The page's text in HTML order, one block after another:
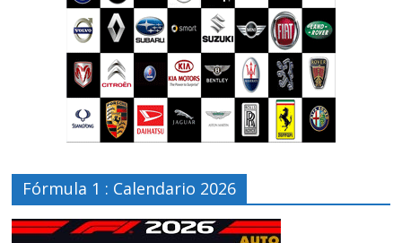
Fórmula 1 : Calendario 2026